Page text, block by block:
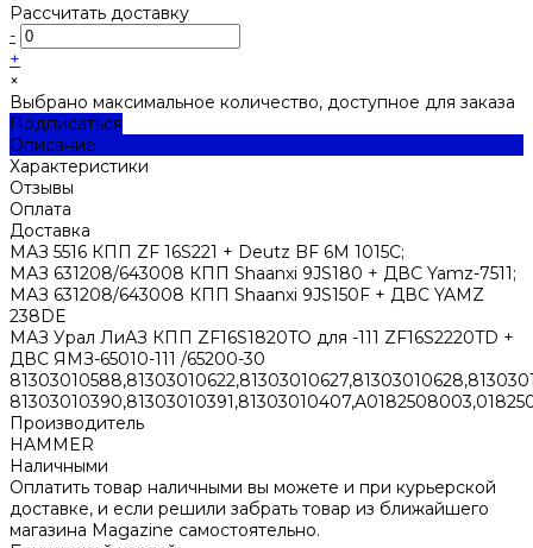
Рассчитать доставку
-
+
×
Выбрано максимальное количество, доступное для заказа
Подписаться
Описание
Характеристики
Отзывы
Оплата
Доставка
МАЗ 5516 КПП ZF 16S221 + Deutz BF 6M 1015C;
МАЗ 631208/643008 КПП Shaanxi 9JS180 + ДВС Yamz-7511;
МАЗ 631208/643008 КПП Shaanxi 9JS150F + ДВС YAMZ
238DE
МАЗ Урал ЛиАЗ КПП ZF16S1820TO для -111 ZF16S2220TD +
ДВС ЯМЗ-65010-111 /65200-30
Производитель
HAMMER
Наличными
Оплатить товар наличными вы можете и при курьерской
доставке, и если решили забрать товар из ближайшего
магазина Magazine самоcтоятельно.